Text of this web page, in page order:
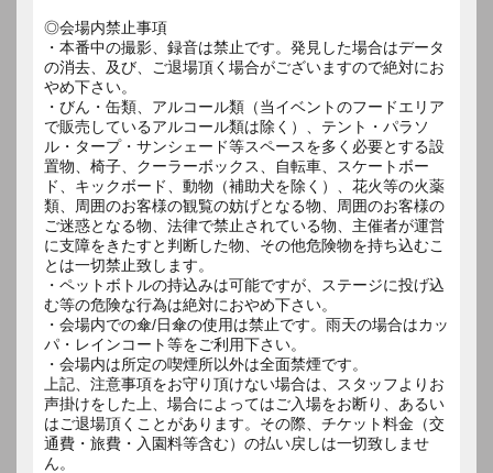
◎会場内禁止事項
・本番中の撮影、録音は禁止です。発見した場合はデータ
の消去、及び、ご退場頂く場合がございますので絶対にお
やめ下さい。
・びん・缶類、アルコール類（当イベントのフードエリア
で販売しているアルコール類は除く）、テント・パラソ
ル・タープ・サンシェード等スペースを多く必要とする設
置物、椅子、クーラーボックス、自転車、スケートボー
ド、キックボード、動物（補助犬を除く）、花火等の火薬
類、周囲のお客様の観覧の妨げとなる物、周囲のお客様の
ご迷惑となる物、法律で禁止されている物、主催者が運営
に支障をきたすと判断した物、その他危険物を持ち込むこ
とは一切禁止致します。
・ペットボトルの持込みは可能ですが、ステージに投げ込
む等の危険な行為は絶対におやめ下さい。
・会場内での傘/日傘の使用は禁止です。雨天の場合はカッ
パ・レインコート等をご利用下さい。
・会場内は所定の喫煙所以外は全面禁煙です。
上記、注意事項をお守り頂けない場合は、スタッフよりお
声掛けをした上、場合によってはご入場をお断り、あるい
はご退場頂くことがあります。その際、チケット料金（交
通費・旅費・入園料等含む）の払い戻しは一切致しませ
ん。